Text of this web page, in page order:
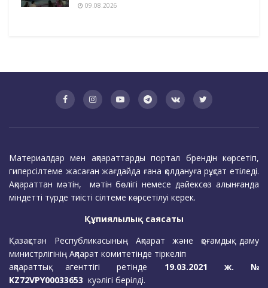
09.08.2026
Материалдар мен ақпараттарды портал брендін көрсетіп,
гиперсілтеме жасаған жағдайда ғана қолдануға рұқсат етіледі.
Ақпараттан мәтін, мәтін бөлігі немесе дәйексөз алынғанда
міндетті түрде тиісті сілтеме көрсетілуі керек.
Құпиялылық саясаты
Қазақстан Республикасының Ақпарат және қоғамдық даму
министрлігінің Ақпарат комитетінде тіркеліп
ақпараттық агенттігі ретінде 19.03.2021 ж. №
KZ72VPY00033653 куәлігі берілді.